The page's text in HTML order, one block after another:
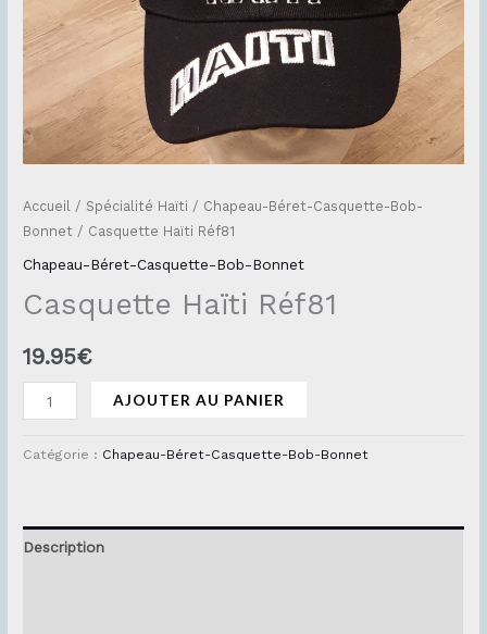
Accueil / Spécialité Haïti / Chapeau-Béret-Casquette-Bob-
Bonnet / Casquette Haïti Réf81
Chapeau-Béret-Casquette-Bob-Bonnet
Casquette Haïti Réf81
19.95€
AJOUTER AU PANIER
Catégorie : Chapeau-Béret-Casquette-Bob-Bonnet
Description